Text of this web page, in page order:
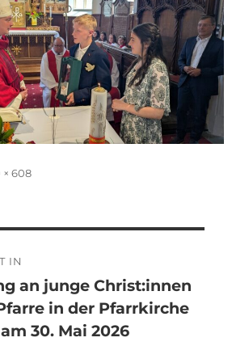
× 608
IN
an junge Christ:innen
in der Pfarrkirche
30. Mai 2026